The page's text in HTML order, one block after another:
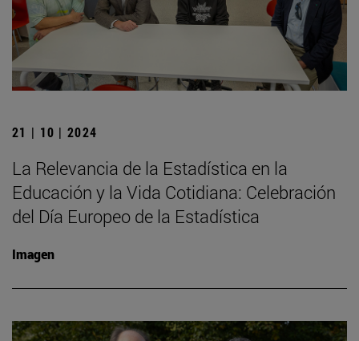
21 | 10 | 2024
La Relevancia de la Estadística en la
Educación y la Vida Cotidiana: Celebración
del Día Europeo de la Estadística
Imagen